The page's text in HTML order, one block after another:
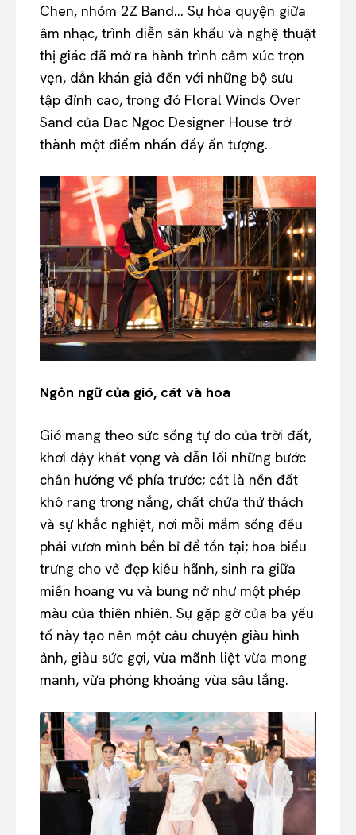
Chen, nhóm 2Z Band… Sự hòa quyện giữa
âm nhạc, trình diễn sân khấu và nghệ thuật
thị giác đã mở ra hành trình cảm xúc trọn
vẹn, dẫn khán giả đến với những bộ sưu
tập đỉnh cao, trong đó Floral Winds Over
Sand của Dac Ngoc Designer House trở
thành một điểm nhấn đầy ấn tượng.
Ngôn ngữ của gió, cát và hoa
Gió mang theo sức sống tự do của trời đất,
khơi dậy khát vọng và dẫn lối những bước
chân hướng về phía trước; cát là nền đất
khô rang trong nắng, chất chứa thử thách
và sự khắc nghiệt, nơi mỗi mầm sống đều
phải vươn mình bền bỉ để tồn tại; hoa biểu
trưng cho vẻ đẹp kiêu hãnh, sinh ra giữa
miền hoang vu và bung nở như một phép
màu của thiên nhiên. Sự gặp gỡ của ba yếu
tố này tạo nên một câu chuyện giàu hình
ảnh, giàu sức gợi, vừa mãnh liệt vừa mong
manh, vừa phóng khoáng vừa sâu lắng.